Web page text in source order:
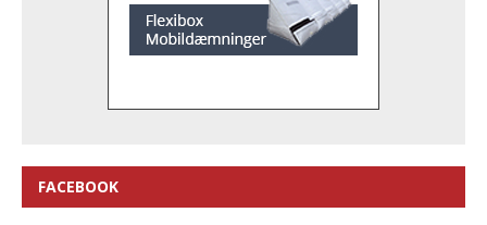
FACEBOOK